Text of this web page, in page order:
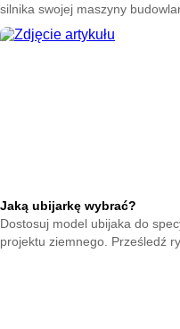
silnika swojej maszyny
optymalną ciecz i zapobiegaj
wtryskowego.
Jaką ubijarkę wybrać?
Dostosuj model ubijaka do
projektu ziemnego. Prześledź